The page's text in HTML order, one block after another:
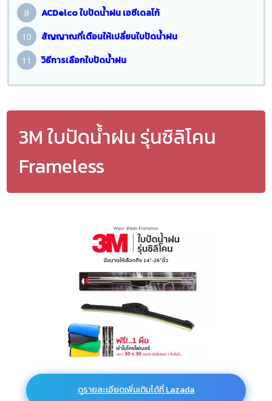
ACDelco ใบปัดน้ำฝน เอซีเดลโก้
สัญญาณที่เตือนให้เปลี่ยนใบปัดน้ำฝน
วิธีการเลือกใบปัดน้ำฝน
3M ใบปัดน้ำฝน รุ่นซิลิโคน
Frameless
ดูรายละเอียดเพิ่มเติมได้ที่ Lazada